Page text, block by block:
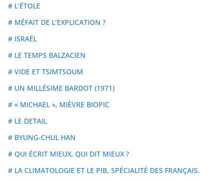
# L’ÉTOLE
# MÉFAIT DE L’EXPLICATION ?
# ISRAËL
# LE TEMPS BALZACIEN
# VIDE ET TSIMTSOUM
# UN MILLÉSIME BARDOT (1971)
# « MICHAEL », MIÈVRE BIOPIC
# LE DETAIL
# BYUNG-CHUL HAN
# QUI ÉCRIT MIEUX, QUI DIT MIEUX ?
# LA CLIMATOLOGIE ET LE PIB, SPÉCIALITÉ DES FRANÇAIS.